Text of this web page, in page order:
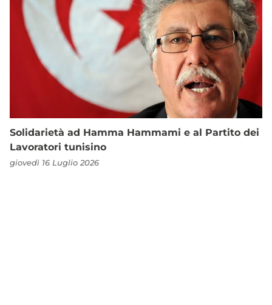
Solidarietà ad Hamma Hammami e al Partito dei
Lavoratori tunisino
giovedì 16 Luglio 2026